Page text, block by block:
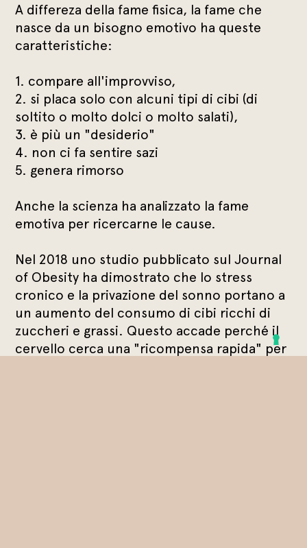
A differeza della fame fisica, la fame che
nasce da un bisogno emotivo ha queste
caratteristiche:
1. compare all'improvviso,
2. si placa solo con alcuni tipi di cibi (di
soltito o molto dolci o molto salati),
3. è più un "desiderio"
4. non ci fa sentire sazi
5. genera rimorso
Anche la scienza ha analizzato la fame
emotiva per ricercarne le cause.
Nel 2018 uno studio pubblicato sul Journal
of Obesity ha dimostrato che lo stress
cronico e la privazione del sonno portano a
un aumento del consumo di cibi ricchi di
zuccheri e grassi. Questo accade perché il
cervello cerca una "ricompensa rapida" per